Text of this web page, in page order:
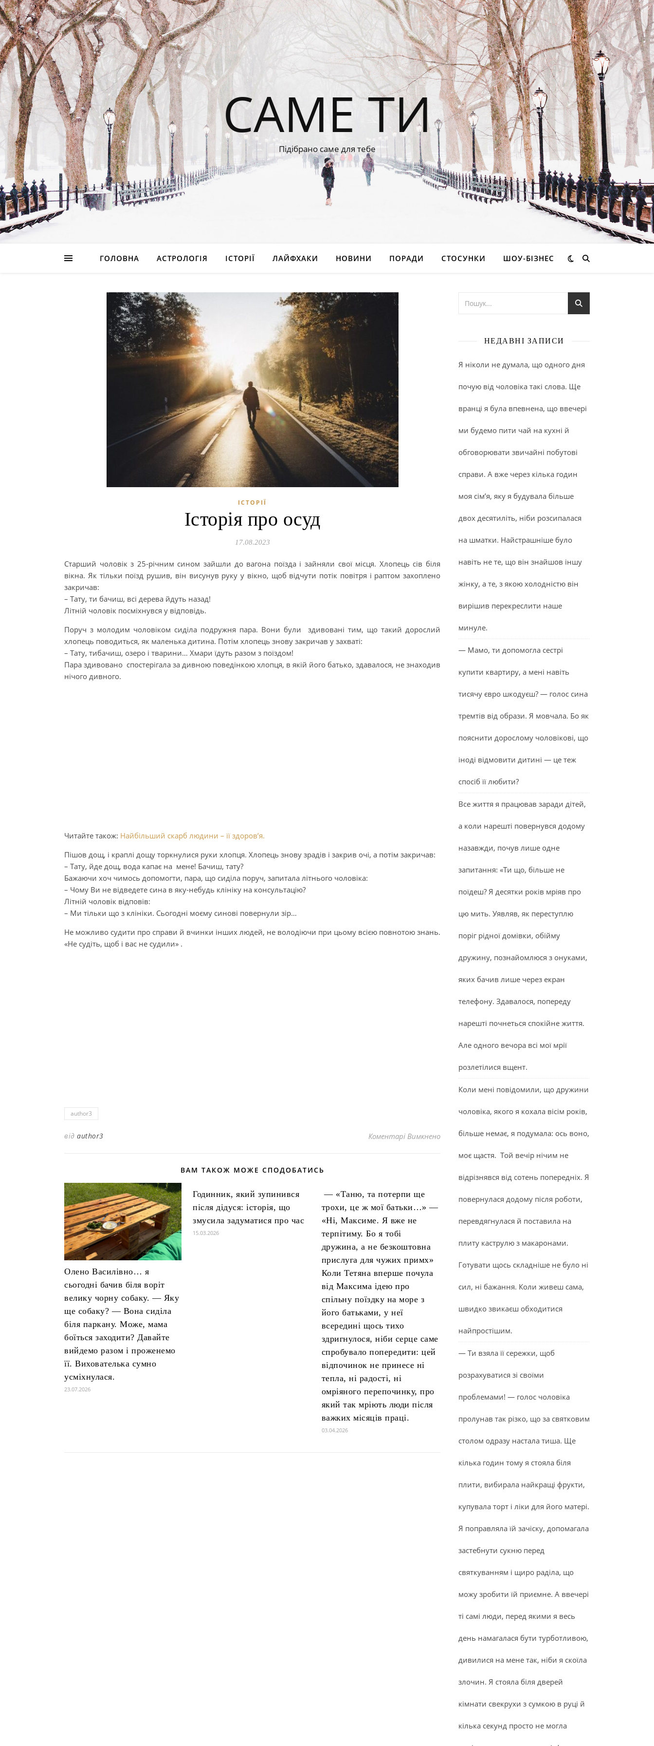
САМЕ ТИ
Підібрано саме для тебе
ГОЛОВНА АСТРОЛОГІЯ ІСТОРІЇ ЛАЙФХАКИ НОВИНИ ПОРАДИ СТОСУНКИ ШОУ-БІЗНЕС
ІСТОРІЇ
Історія про осуд
17.08.2023
Старший чоловік з 25-річним сином зайшли до вагона поїзда і зайняли свої місця. Хлопець сів біля
вікна. Як тільки поїзд рушив, він висунув руку у вікно, щоб відчути потік повітря і раптом захоплено
закричав:
– Тату, ти бачиш, всі дерева йдуть назад!
Літній чоловік посміхнувся у відповідь.
Поруч з молодим чоловіком сиділа подружня пара. Вони були здивовані тим, що такий дорослий
хлопець поводиться, як маленька дитина. Потім хлопець знову закричав у захваті:
– Тату, тибачиш, озеро і тварини… Хмари їдуть разом з поїздом!
Пара здивовано спостерігала за дивною поведінкою хлопця, в якій його батько, здавалося, не знаходив
нічого дивного.
Читайте також: Найбільший скарб людини – її здоров’я.
Пішов дощ, і краплі дощу торкнулися руки хлопця. Хлопець знову зрадів і закрив очі, а потім закричав:
– Тату, йде дощ, вода капає на мене! Бачиш, тату?
Бажаючи хоч чимось допомогти, пара, що сиділа поруч, запитала літнього чоловіка:
– Чому Ви не відведете сина в яку-небудь клініку на консультацію?
Літній чоловік відповів:
– Ми тільки що з клініки. Сьогодні моєму синові повернули зір…
Не можливо судити про справи й вчинки інших людей, не володіючи при цьому всією повнотою знань.
«Не судіть, щоб і вас не судили» .
author3
від author3 Коментарі Вимкненодо Історія про осуд
ВАМ ТАКОЖ МОЖЕ СПОДОБАТИСЬ
Олено Василівно… я
сьогодні бачив біля воріт
велику чорну собаку. — Яку
ще собаку? — Вона сиділа
біля паркану. Може, мама
боїться заходити? Давайте
вийдемо разом і проженемо
її. Вихователька сумно
усміхнулася.
23.07.2026
Годинник, який зупинився
після дідуся: історія, що
змусила задуматися про час
15.03.2026
— «Таню, та потерпи ще
трохи, це ж мої батьки…» —
«Ні, Максиме. Я вже не
терпітиму. Бо я тобі
дружина, а не безкоштовна
прислуга для чужих примх»
Коли Тетяна вперше почула
від Максима ідею про
спільну поїздку на море з
його батьками, у неї
всередині щось тихо
здригнулося, ніби серце саме
спробувало попередити: цей
відпочинок не принесе ні
тепла, ні радості, ні
омріяного перепочинку, про
який так мріють люди після
важких місяців праці.
03.04.2026
НЕДАВНІ ЗАПИСИ
Я ніколи не думала, що одного дня
почую від чоловіка такі слова. Ще
вранці я була впевнена, що ввечері
ми будемо пити чай на кухні й
обговорювати звичайні побутові
справи. А вже через кілька годин
моя сім’я, яку я будувала більше
двох десятиліть, ніби розсипалася
на шматки. Найстрашніше було
навіть не те, що він знайшов іншу
жінку, а те, з якою холодністю він
вирішив перекреслити наше
минуле.
— Мамо, ти допомогла сестрі
купити квартиру, а мені навіть
тисячу євро шкодуєш? — голос сина
тремтів від образи. Я мовчала. Бо як
пояснити дорослому чоловікові, що
іноді відмовити дитині — це теж
спосіб її любити?
Все життя я працював заради дітей,
а коли нарешті повернувся додому
назавжди, почув лише одне
запитання: «Ти що, більше не
поїдеш? Я десятки років мріяв про
цю мить. Уявляв, як переступлю
поріг рідної домівки, обійму
дружину, познайомлюся з онуками,
яких бачив лише через екран
телефону. Здавалося, попереду
нарешті почнеться спокійне життя.
Але одного вечора всі мої мрії
розлетілися вщент.
Коли мені повідомили, що дружини
чоловіка, якого я кохала вісім років,
більше немає, я подумала: ось воно,
моє щастя. Той вечір нічим не
відрізнявся від сотень попередніх. Я
повернулася додому після роботи,
перевдягнулася й поставила на
плиту каструлю з макаронами.
Готувати щось складніше не було ні
сил, ні бажання. Коли живеш сама,
швидко звикаєш обходитися
найпростішим.
— Ти взяла її сережки, щоб
розрахуватися зі своїми
проблемами! — голос чоловіка
пролунав так різко, що за святковим
столом одразу настала тиша. Ще
кілька годин тому я стояла біля
плити, вибирала найкращі фрукти,
купувала торт і ліки для його матері.
Я поправляла їй зачіску, допомагала
застебнути сукню перед
святкуванням і щиро раділа, що
можу зробити їй приємне. А ввечері
ті самі люди, перед якими я весь
день намагалася бути турботливою,
дивилися на мене так, ніби я скоїла
злочин. Я стояла біля дверей
кімнати свекрухи з сумкою в руці й
кілька секунд просто не могла